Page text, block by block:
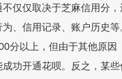
仅仅取决于芝麻信用分
、信用记录、账户历史
分以上，但由于其他原因
功开通花呗。反之，某